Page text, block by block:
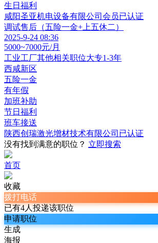
生日福利
咸阳圣亚机电设备有限公司 会员已认证
调试售后（五险一金+上五休二）
2025-9-24 08:36
5000~7000元/月
工业工厂其他相关职位大专1-3年
西咸新区
五险一金
有年假
加班补助
节日福利
班车接送
陕西创瑞激光增材技术有限公司 已认证
没有找到满意的职位？ 立即搜索
首页
收藏
拨打电话
已有4人投递该职位
申请职位
生成
海报